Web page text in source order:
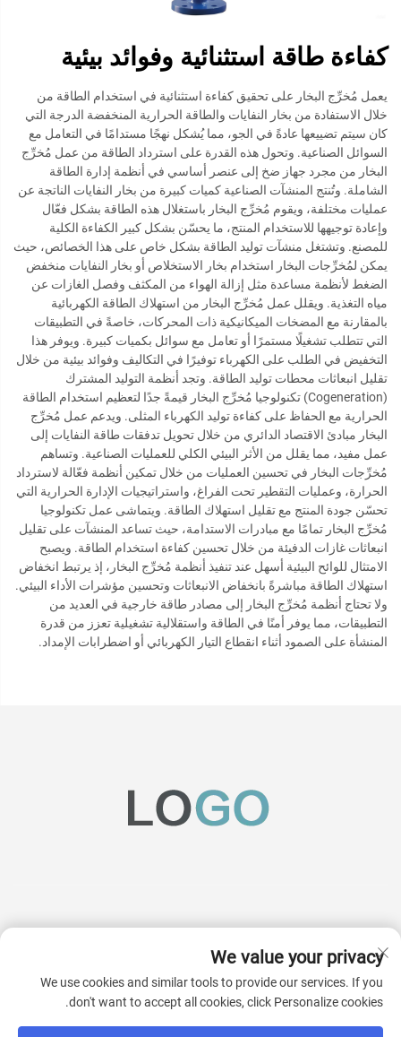
كفاءة طاقة استثنائية وفوائد بيئية
يعمل مُخرِّج البخار على تحقيق كفاءة استثنائية في استخدام الطاقة من
خلال الاستفادة من بخار النفايات والطاقة الحرارية المنخفضة الدرجة التي
كان سيتم تضييعها عادةً في الجو، مما يُشكل نهجًا مستدامًا في التعامل مع
السوائل الصناعية. وتحول هذه القدرة على استرداد الطاقة من عمل مُخرِّج
البخار من مجرد جهاز ضخ إلى عنصر أساسي في أنظمة إدارة الطاقة
الشاملة. وتُنتج المنشآت الصناعية كميات كبيرة من بخار النفايات الناتجة عن
عمليات مختلفة، ويقوم مُخرِّج البخار باستغلال هذه الطاقة بشكل فعّال
وإعادة توجيهها للاستخدام المنتج، ما يحسّن بشكل كبير الكفاءة الكلية
للمصنع. وتشتغل منشآت توليد الطاقة بشكل خاص على هذا الخصائص، حيث
يمكن لمُخرِّجات البخار استخدام بخار الاستخلاص أو بخار النفايات منخفض
الضغط لأنظمة مساعدة مثل إزالة الهواء من المكثف وفصل الغازات عن
مياه التغذية. ويقلل عمل مُخرِّج البخار من استهلاك الطاقة الكهربائية
بالمقارنة مع المضخات الميكانيكية ذات المحركات، خاصةً في التطبيقات
التي تتطلب تشغيلًا مستمرًا أو تعامل مع سوائل بكميات كبيرة. ويوفر هذا
التخفيض في الطلب على الكهرباء توفيرًا في التكاليف وفوائد بيئية من خلال
تقليل انبعاثات محطات توليد الطاقة. وتجد أنظمة التوليد المشترك
(Cogeneration) تكنولوجيا مُخرِّج البخار قيمةً جدًا لتعظيم استخدام الطاقة
الحرارية مع الحفاظ على كفاءة توليد الكهرباء المثلى. ويدعم عمل مُخرِّج
البخار مبادئ الاقتصاد الدائري من خلال تحويل تدفقات طاقة النفايات إلى
عمل مفيد، مما يقلل من الأثر البيئي الكلي للعمليات الصناعية. وتساهم
مُخرِّجات البخار في تحسين العمليات من خلال تمكين أنظمة فعّالة لاسترداد
الحرارة، وعمليات التقطير تحت الفراغ، واستراتيجيات الإدارة الحرارية التي
تحسّن جودة المنتج مع تقليل استهلاك الطاقة. ويتماشى عمل تكنولوجيا
مُخرِّج البخار تمامًا مع مبادرات الاستدامة، حيث تساعد المنشآت على تقليل
انبعاثات غازات الدفيئة من خلال تحسين كفاءة استخدام الطاقة. ويصبح
الامتثال للوائح البيئية أسهل عند تنفيذ أنظمة مُخرِّج البخار، إذ يرتبط انخفاض
استهلاك الطاقة مباشرةً بانخفاض الانبعاثات وتحسين مؤشرات الأداء البيئي.
ولا تحتاج أنظمة مُخرِّج البخار إلى مصادر طاقة خارجية في العديد من
التطبيقات، مما يوفر أمنًا في الطاقة واستقلالية تشغيلية تعزز من قدرة
المنشأة على الصمود أثناء انقطاع التيار الكهربائي أو اضطرابات الإمداد.
اشترك
We value your privacy
We use cookies and similar tools to provide our services. If you
don't want to accept all cookies, click Personalize cookies.